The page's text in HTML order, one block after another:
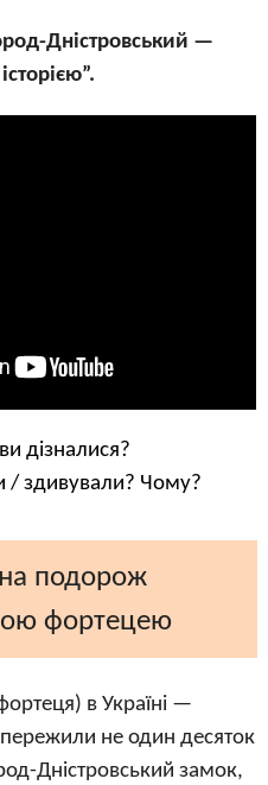
Дністровський —
дізналися?
/ здивували? Чому?
подорож
фортецею
в Україні —
пережили не один десяток
Дністровський замок,